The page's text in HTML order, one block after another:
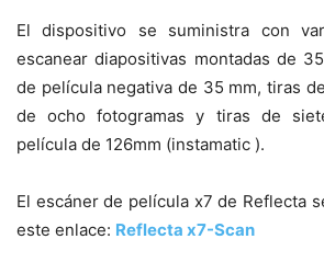
El dispositivo se suministra con
escanear diapositivas montadas de
de película negativa de 35 mm, tiras
de ocho fotogramas y tiras de
película de 126mm (instamatic ).
El escáner de película x7 de Reflecta
este enlace: Reflecta x7-Scan